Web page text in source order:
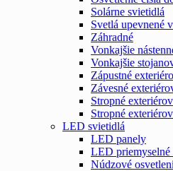
Solárne svietidlá
Svetlá upevnené
Záhradné
Vonkajšie
Vonkajšie
Zápustné
Závesné
Stropné
Stropné
LED svietidlá
LED panely
LED priemyselné
Núdzové